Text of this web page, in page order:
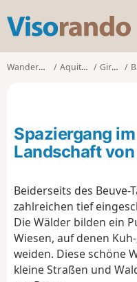
s
o
o
Wanderungen Aquitanien Gironde Bazas
Spaziergang
Landschaft von
Beiderseits des Beuve-
zahlreichen tief
Die Wälder bilden ein
Wiesen, auf denen
weiden. Diese schöne
kleine Straßen und